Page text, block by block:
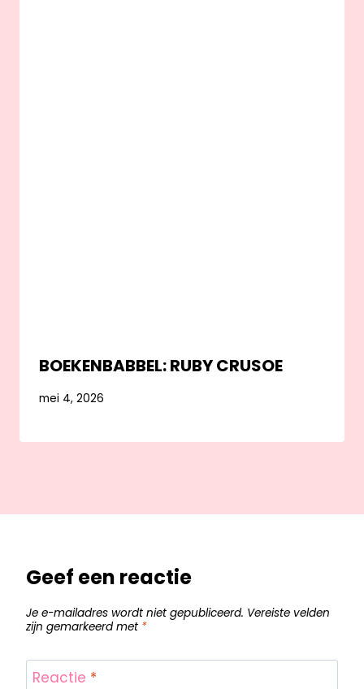
BOEKENBABBEL: RUBY CRUSOE
mei 4, 2026
Geef een reactie
Je e-mailadres wordt niet gepubliceerd. Vereiste velden
zijn gemarkeerd met *
Reactie *